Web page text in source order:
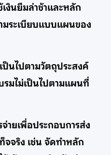
งินยืมล่าช้าและหลัก
มระเบียบแบบแผนของ
ป็นไปตามวัตถุประสงค์
รมไม่เป็นไปตามแผนที่
ายเพื่อประกอบการส่ง
จจริง เช่น จัดทำหลัก